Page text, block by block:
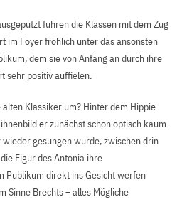
fuhren die Klassen mit dem Zug
im Foyer fröhlich unter das ansonsten
dem sie von Anfang an durch ihre
sehr positiv auffielen.
Klassiker um? Hinter dem Hippie-
er zunächst schon optisch kaum
gesungen wurde, zwischen drin
Figur des Antonia ihre
Publikum direkt ins Gesicht werfen
Sinne Brechts – alles Mögliche